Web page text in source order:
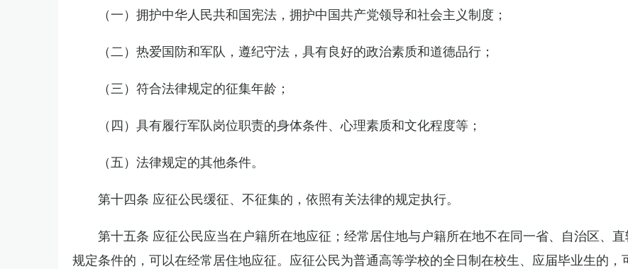
（一）拥护中华人民共和国宪法，拥护中国共产党领导和社会主义制度；
（二）热爱国防和军队，遵纪守法，具有良好的政治素质和道德品行；
（三）符合法律规定的征集年龄；
（四）具有履行军队岗位职责的身体条件、心理素质和文化程度等；
（五）法律规定的其他条件。
第十四条 应征公民缓征、不征集的，依照有关法律的规定执行。
第十五条 应征公民应当在户籍所在地应征；经常居住地与户籍所在地不在同一省、自治区、
规定条件的，可以在经常居住地应征。应征公民为普通高等学校的全日制在校生、应届毕业生的，